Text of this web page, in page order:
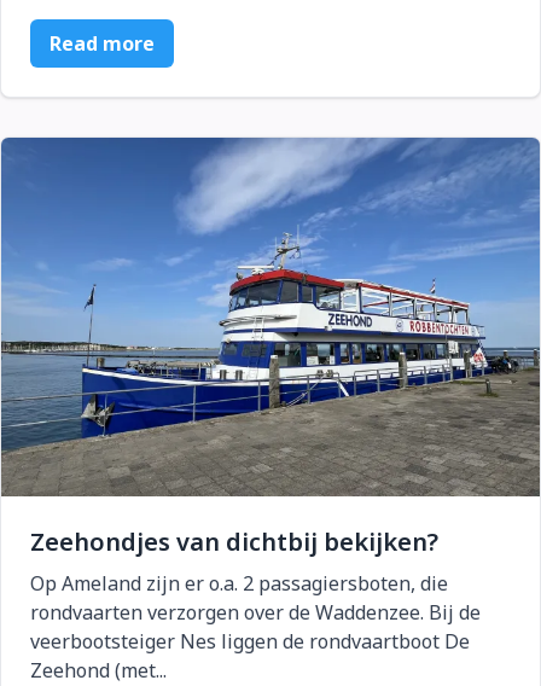
Read more
Zeehondjes van dichtbij bekijken?
Op Ameland zijn er o.a. 2 passagiersboten, die
rondvaarten verzorgen over de Waddenzee. Bij de
veerbootsteiger Nes liggen de rondvaartboot De
Zeehond (met...